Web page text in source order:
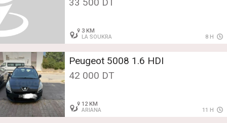
3 KM
LA SOUKRA
8 H
Peugeot 5008 1.6 HDI
42 000 DT
12 KM
ARIANA
11 H